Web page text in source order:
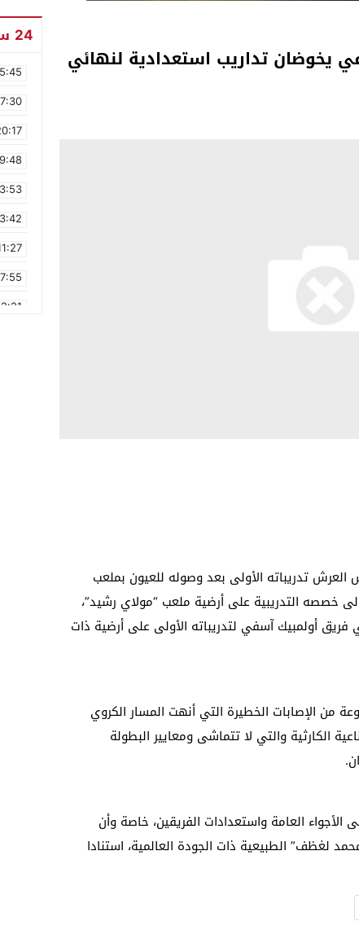
يخوضان تداريب استعدادية لنهائي
تدريباته الأولى بعد وصوله للعيون بملعب
خصصه التدريبية على أرضية ملعب “مولاي رشيد”،
أولمبيك آسفي لتدريباته الأولى على أرضية ذات
من الإصابات الخطيرة التي أنهت المسار الكروي
الكارثية والتي لا تتماشى ومعايير البطولة
العامة واستعدادات الفريقين، خاصة وأن
لغظف” الطبيعية ذات الجودة العالمية، استنادا
24 ساعة